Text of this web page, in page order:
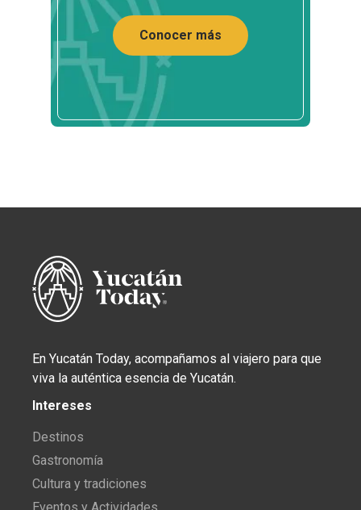
Conocer más
En Yucatán Today, acompañamos al viajero para que
viva la auténtica esencia de Yucatán.
Intereses
Destinos
Gastronomía
Cultura y tradiciones